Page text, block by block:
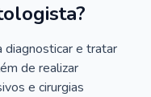
e tratar
de realizar
e cirurgias